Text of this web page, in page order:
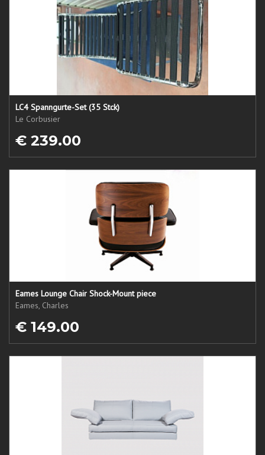
LC4 Spanngurte-Set (35 Stck)
Le Corbusier
€ 239.00
Eames Lounge Chair Shock-Mount piece
Eames, Charles
€ 149.00